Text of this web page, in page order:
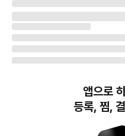
앱으로
등록, 찜,